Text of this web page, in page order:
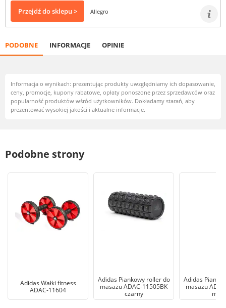
Przejdź do sklepu > Allegro
PODOBNE INFORMACJE OPINIE
Informacja o wynikach: prezentując produkty uwzględniamy ich dopasowanie,
ceny, promocje, kupony rabatowe, opłaty ponoszone przez sprzedawców oraz
popularność produktów wśród użytkowników. Dokładamy starań, aby
prezentować wysokiej jakości i aktualne informacje.
Podobne strony
Adidas Wałki fitness
ADAC-11604
Adidas Piankowy roller do
masażu ADAC-11505BK
czarny
Adidas
masażu